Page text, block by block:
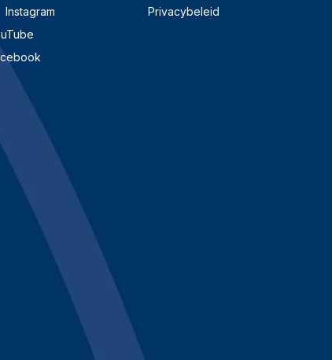
Instagram
Privacybeleid